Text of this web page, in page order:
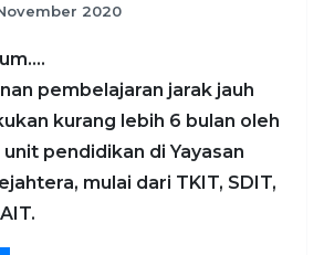
2020
pembelajaran jarak jauh
kurang lebih 6 bulan oleh
pendidikan di Yayasan
mulai dari TKIT, SDIT,